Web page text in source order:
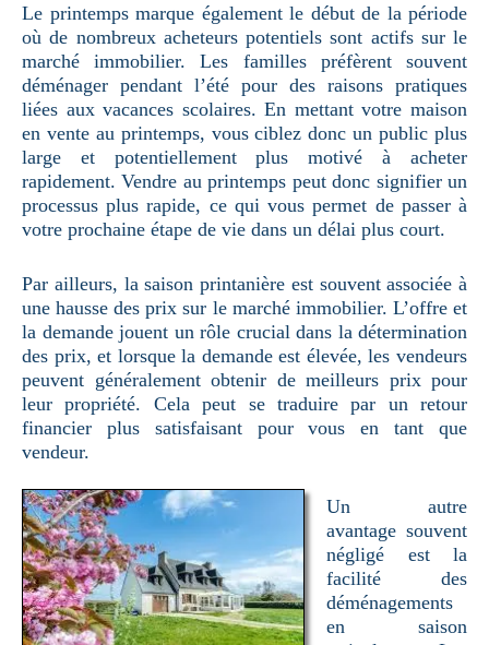
Le printemps marque également le début de la période
où de nombreux acheteurs potentiels sont actifs sur le
marché immobilier. Les familles préfèrent souvent
déménager pendant l’été pour des raisons pratiques
liées aux vacances scolaires. En mettant votre maison
en vente au printemps, vous ciblez donc un public plus
large et potentiellement plus motivé à acheter
rapidement. Vendre au printemps peut donc signifier un
processus plus rapide, ce qui vous permet de passer à
votre prochaine étape de vie dans un délai plus court.
Par ailleurs, la saison printanière est souvent associée à
une hausse des prix sur le marché immobilier. L’offre et
la demande jouent un rôle crucial dans la détermination
des prix, et lorsque la demande est élevée, les vendeurs
peuvent généralement obtenir de meilleurs prix pour
leur propriété. Cela peut se traduire par un retour
financier plus satisfaisant pour vous en tant que
vendeur.
Un autre
avantage souvent
négligé est la
facilité des
déménagements
en saison